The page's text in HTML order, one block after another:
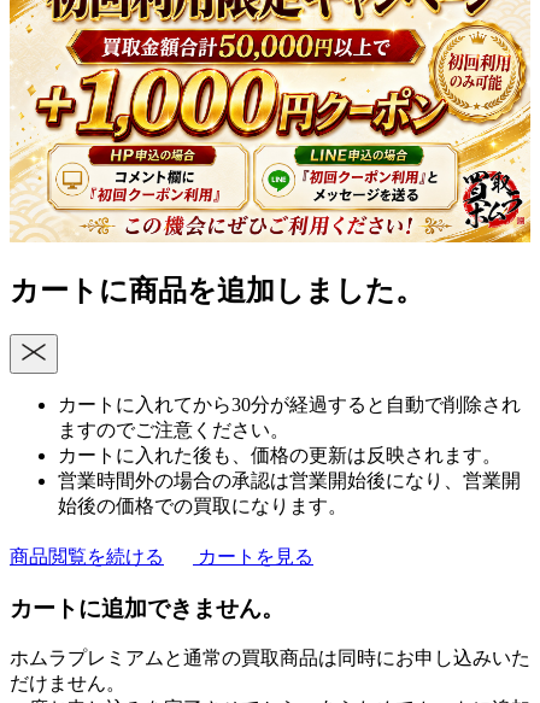
カートに商品を追加しました。
カートに入れてから30分が経過すると自動で削除され
ますのでご注意ください。
カートに入れた後も、価格の更新は反映されます。
営業時間外の場合の承認は営業開始後になり、営業開
始後の価格での買取になります。
商品閲覧を続ける カートを見る
カートに追加できません。
ホムラプレミアムと通常の買取商品は同時にお申し込みいた
だけません。